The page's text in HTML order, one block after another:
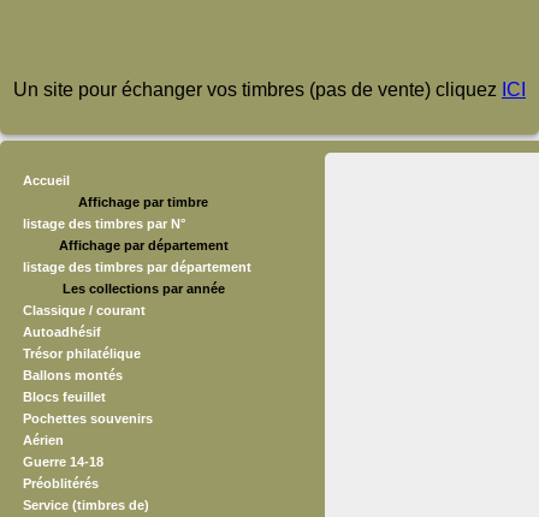
Un site pour échanger vos timbres (pas de vente) cliquez ICI
Accueil
Affichage par timbre
listage des timbres par N°
Affichage par département
listage des timbres par département
Les collections par année
Classique / courant
Autoadhésif
Trésor philatélique
Ballons montés
Blocs feuillet
Pochettes souvenirs
Aérien
Guerre 14-18
Préoblitérés
Service (timbres de)